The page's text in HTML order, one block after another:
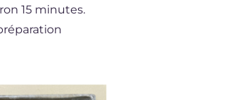
15 minutes.